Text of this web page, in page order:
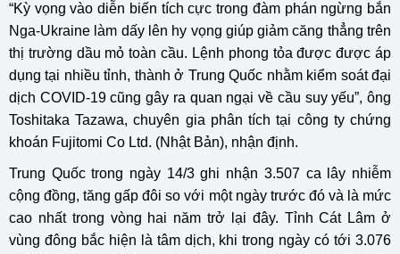
“Kỳ vọng vào diễn biến tích cực trong đàm phán ngừng bắn
Nga-Ukraine làm dấy lên hy vọng giúp giảm căng thẳng trên
thị trường dầu mỏ toàn cầu. Lệnh phong tỏa được được áp
dụng tại nhiều tỉnh, thành ở Trung Quốc nhằm kiểm soát đại
dịch COVID-19 cũng gây ra quan ngại về cầu suy yếu”, ông
Toshitaka Tazawa, chuyên gia phân tích tại công ty chứng
khoán Fujitomi Co Ltd. (Nhật Bản), nhận định.
Trung Quốc trong ngày 14/3 ghi nhận 3.507 ca lây nhiễm
cộng đồng, tăng gấp đôi so với một ngày trước đó và là mức
cao nhất trong vòng hai năm trở lại đây. Tỉnh Cát Lâm ở
vùng đông bắc hiện là tâm dịch, khi trong ngày có tới 3.076